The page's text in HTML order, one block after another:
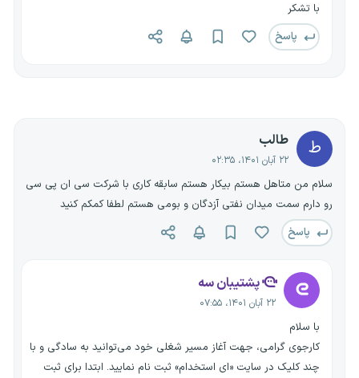
با تشکر
پاسخ
ط طالب
۲۲ آبان ۱۴۰۱، ۰۲:۳۵
سلام من متاهل هستم بیکار هستم سابقه کاری با شرکت سی ان پی سی
رو دارم سمت میدان نفتی آزدگان و بومی هستم لطفا کمکم کنید
پاسخ
پشتیبان سه
۲۲ آبان ۱۴۰۱، ۰۷:۵۵
با سلام
کارجوی گرامی، جهت آغاز مسیر شغلی خود می‌توانید به سادگی و با
چند کلیک در سایت «ای استخدام» ثبت نام نمایید. ابتدا برای ثبت